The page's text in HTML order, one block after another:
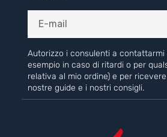
Autorizzo i consulenti a contattarmi
esempio in caso di ritardi o per
relativa al mio ordine) e per
nostre guide e i nostri consigli.